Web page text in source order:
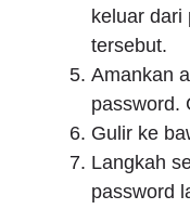
keluar dari
tersebut.
Amankan
password.
Gulir ke
Langkah
password